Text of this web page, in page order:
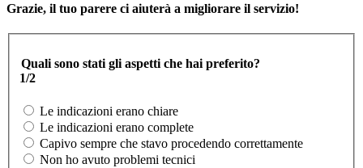
Grazie, il tuo parere ci aiuterà a migliorare il servizio!
Quali sono stati gli aspetti che hai preferito?
1/2
Le indicazioni erano chiare
Le indicazioni erano complete
Capivo sempre che stavo procedendo correttamente
Non ho avuto problemi tecnici